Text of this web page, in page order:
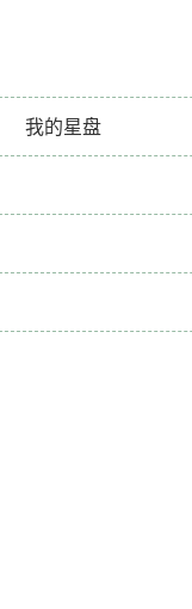
我的星盘